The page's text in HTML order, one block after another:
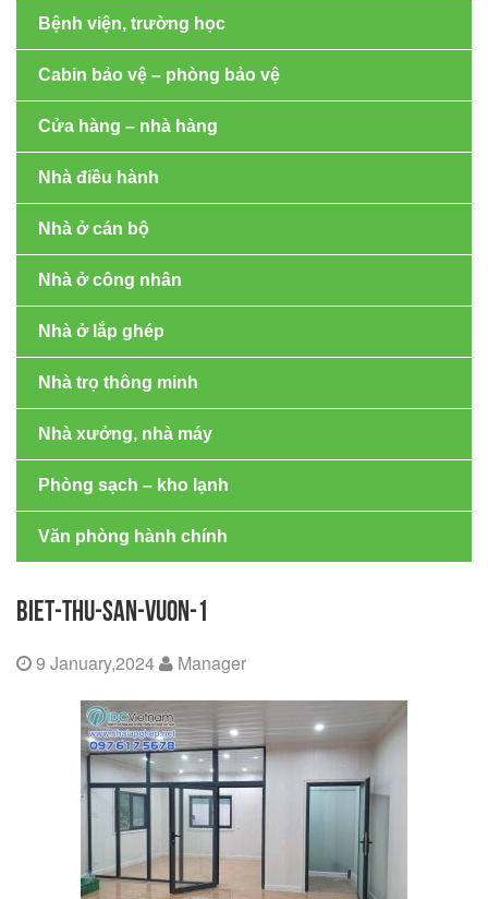
Bệnh viện, trường học
Cabin bảo vệ – phòng bảo vệ
Cửa hàng – nhà hàng
Nhà điều hành
Nhà ở cán bộ
Nhà ở công nhân
Nhà ở lắp ghép
Nhà trọ thông minh
Nhà xưởng, nhà máy
Phòng sạch – kho lạnh
Văn phòng hành chính
BIET-THU-SAN-VUON-1
9 January,2024 Manager